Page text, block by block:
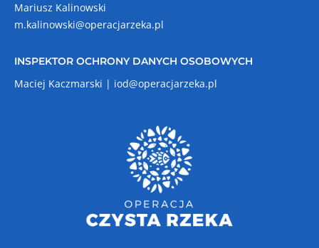
Mariusz Kalinowski
m.kalinowski@operacjarzeka.pl
INSPEKTOR OCHRONY DANYCH OSOBOWYCH
Maciej Kaczmarski | iod@operacjarzeka.pl